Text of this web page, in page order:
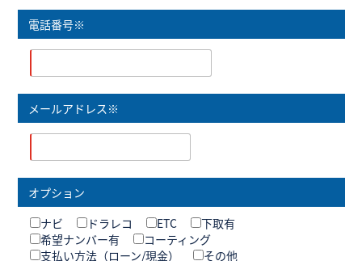
電話番号※
メールアドレス※
オプション
ナビ
ドラレコ ETC
下取有
希望ナンバー有
コーティング
支払い方法（ローン/現金）
その他